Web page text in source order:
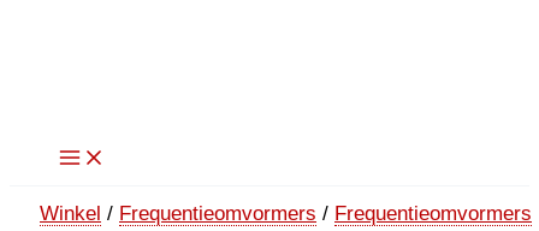
Winkel / Frequentieomvormers / Frequentieomvormers